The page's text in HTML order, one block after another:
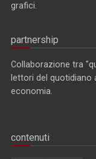
grafici.
partnership
Collaborazione tra
lettori del quotidiano
economia.
contenuti